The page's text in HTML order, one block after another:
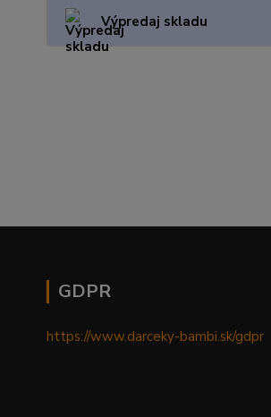
Výpredaj skladu
GDPR
https://www.darceky-bambi.sk/gdpr